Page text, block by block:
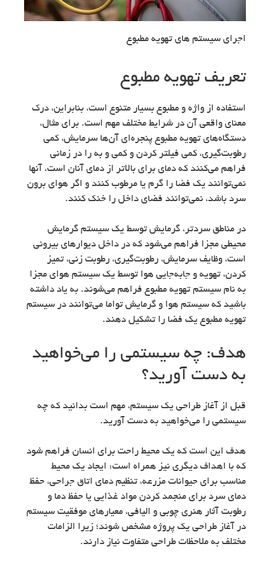
اجرای سیستم های تهویه مطبوع
تعریف تهویه مطبوع
استفاده از واژه و مطبوع بسیار متنوع است، بنابراین، درک
معنای واقعی آن در شرایط مختلف مهم است. برای مثال،
دستگاه‌های تهویه مطبوع پنجره‌ای آن‌ها سرمایش، کمی
رطوبت‌گیری، کمی فیلتر کردن و کمی و به را در زمانی
فراهم می‌کنند که دمای برای بالاتر از دمای آنان است، آنها
نمی‌توانند یک فضا را گرم يا مرطوب کنند و اگر هوای برون
سرد باشد، نمی‌توانند فضای داخل را خنک کنند.
در مناطق سردتر، گرمایش توسط یک سیستم گرمایش
محیطی مجزا فراهم می‌شود که در داخل دیوارهای بیرونی
است، وظایف سرمایش، رطوبت‌گیری، رطوبت زنی، تمیز
کردن، تهویه و جابه‌جایی هوا توسط یک سیستم هوای مجزا
به نام سیستم تهویه مطبوع فراهم می‌شوند. به یاد داشته
باشید که سیستم هوا و گرمایش تواما می‌توانند در سیستم
تهویه مطبوع یک فضا را تشکیل دهند.
هدف: چه سیستمی را می‌خواهید
به دست آورید؟
قبل از آغاز طراحی یک سیستم، مهم است بدانید که چه
سیستمی را می‌خواهید به دست آورید.
هدف این است که یک محیط راحت برای انسان فراهم شود
که با اهداف دیگری نیز همراه است: ایجاد یک محیط
مناسب برای حیوانات مزرعه، تنظیم دمای اتاق جراحی، حفظ
دمای سرد برای منجمد کردن مواد غذایی یا حفظ دما و
رطوبت آثار هنری چوبی و الیافی، معیارهای موفقیت سیستم
در آغاز طراحی یک پروژه مشخص شوند؛ زیرا الزامات
مختلف به ملاحظات طراحی متفاوت نیاز دارند.